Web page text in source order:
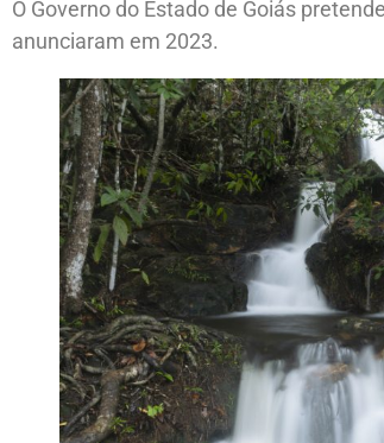
O Governo do Estado de Goiás
anunciaram em 2023.